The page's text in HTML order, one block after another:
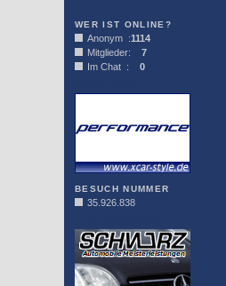
WER IST ONLINE?
Anonym :1114
Mitglieder: 7
Im Chat : 0
BESUCH NUMMER
35.926.838